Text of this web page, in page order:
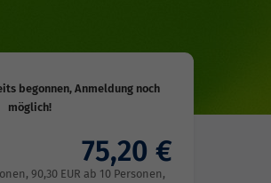
75,20 €
90,30 EUR ab 10 Personen,